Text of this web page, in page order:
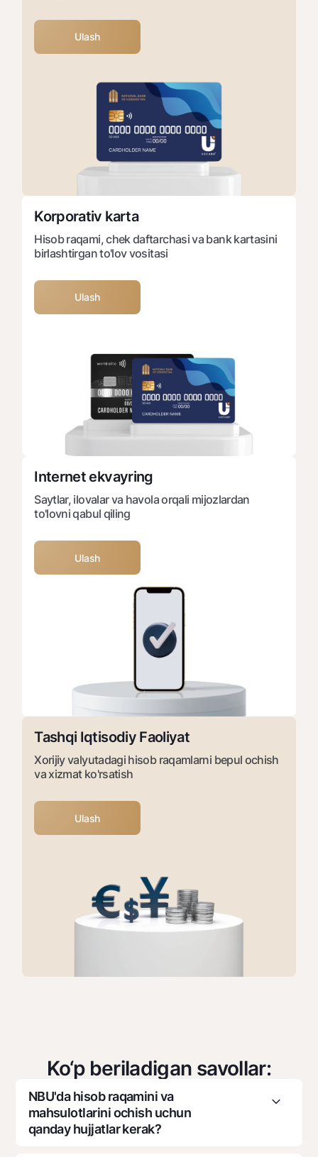
Ulash
Korporativ karta
Hisob raqami, chek daftarchasi va bank kartasini
birlashtirgan to'lov vositasi
Ulash
Internet ekvayring
Saytlar, ilovalar va havola orqali mijozlardan
to'lovni qabul qiling
Ulash
Tashqi Iqtisodiy Faoliyat
Xorijiy valyutadagi hisob raqamlarni bepul ochish
va xizmat ko'rsatish
Ulash
Ko‘p beriladigan savollar:
NBU'da hisob raqamini va
mahsulotlarini ochish uchun
qanday hujjatlar kerak?